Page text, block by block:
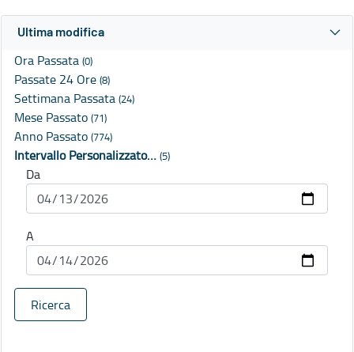
Ultima modifica
Ora Passata (0)
Passate 24 Ore (8)
Settimana Passata (24)
Mese Passato (71)
Anno Passato (774)
Intervallo Personalizzato… (5)
Da
A
Ricerca